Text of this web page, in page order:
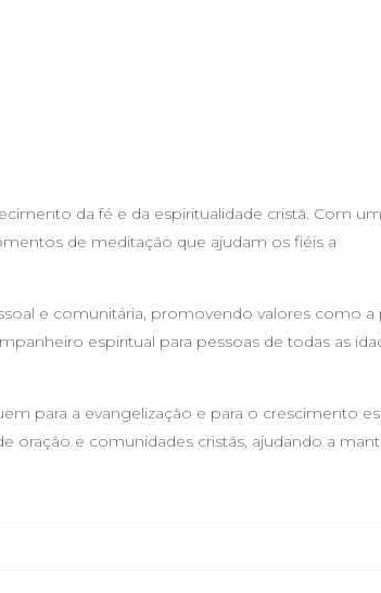
da fé e da espiritualidade cristã. Com
de meditação que ajudam os fiéis a
e comunitária, promovendo valores como a
espiritual para pessoas de todas as
para a evangelização e para o crescimento
oração e comunidades cristãs, ajudando a